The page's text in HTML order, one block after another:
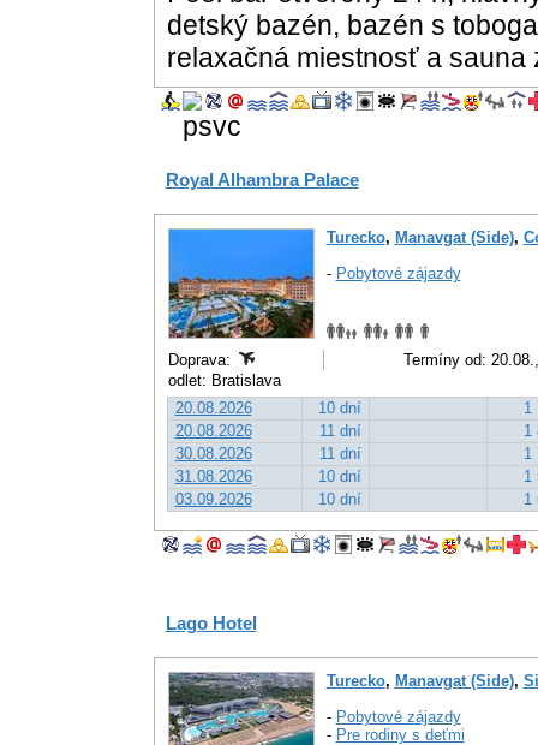
detský bazén, bazén s
relaxačná miestnosť a sauna
Royal Alhambra Palace
Turecko, Manavgat (Side),
- Pobytové zájazdy
Doprava:
Termíny od:
odlet: Bratislava
20.08.2026
10 dní
1
20.08.2026
11 dní
1
30.08.2026
11 dní
1
31.08.2026
10 dní
1
03.09.2026
10 dní 1
Lago Hotel
Turecko, Manavgat (Side),
- Pobytové zájazdy
- Pre rodiny s deťmi